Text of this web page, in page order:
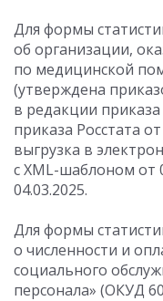
Для формы
об организации,
по медицинской
(утверждена
в редакции приказа
приказа Росстата
выгрузка в
с XML-шаблоном от
04.03.2025.
Для формы
о численности и
социального
персонала» (ОКУД